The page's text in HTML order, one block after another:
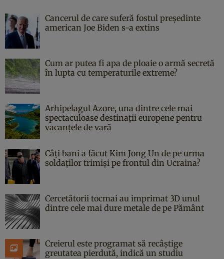
Cancerul de care suferă fostul președinte
american Joe Biden s-a extins
Cum ar putea fi apa de ploaie o armă secretă
în lupta cu temperaturile extreme?
Arhipelagul Azore, una dintre cele mai
spectaculoase destinații europene pentru
vacanțele de vară
Câți bani a făcut Kim Jong Un de pe urma
soldaților trimiși pe frontul din Ucraina?
Cercetătorii tocmai au imprimat 3D unul
dintre cele mai dure metale de pe Pământ
Creierul este programat să recâștige
greutatea pierdută, indică un studiu